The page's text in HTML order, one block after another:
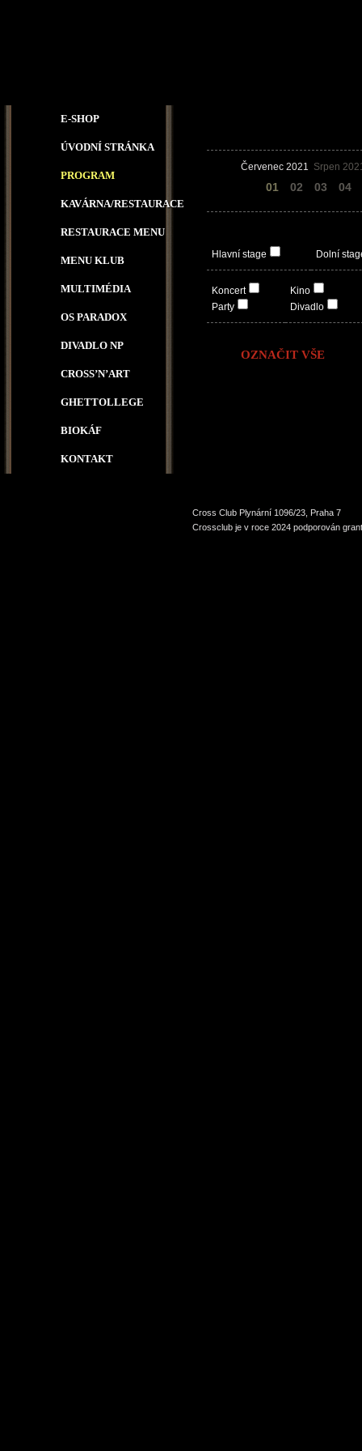
E-SHOP
ÚVODNÍ STRÁNKA
PROGRAM
KAVÁRNA/RESTAURACE
RESTAURACE MENU
MENU KLUB
MULTIMÉDIA
OS PARADOX
DIVADLO NP
CROSS’N’ART
GHETTOLLEGE
BIOKÁF
KONTAKT
Červenec 2021
01 02
Srpen
03 04
Hlavní stage Dolní
Koncert
Party
Kino
Divadlo
OZNAČIT VŠE
Cross Club Plynární 1096/23, Praha 7
Crossclub je v roce 2024 podporován